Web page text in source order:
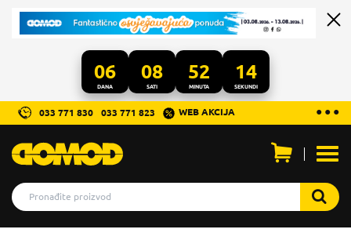
06
DANA
08
SATI
52
MINUTA
14
SEKUNDI
...
● ● ●
033 771 830 033 771 823 WEB AKCIJA